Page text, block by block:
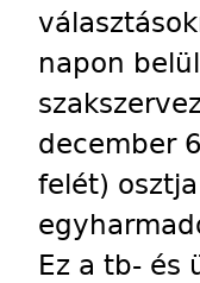
napon
december
felét)
Ez a tb- és